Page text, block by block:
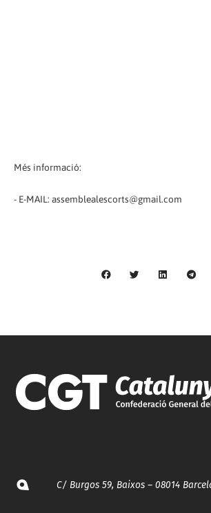
Més informació:
- E-MAIL: assemblealescorts@gmail.com
C/ Burgos 59, Baixos – 08014